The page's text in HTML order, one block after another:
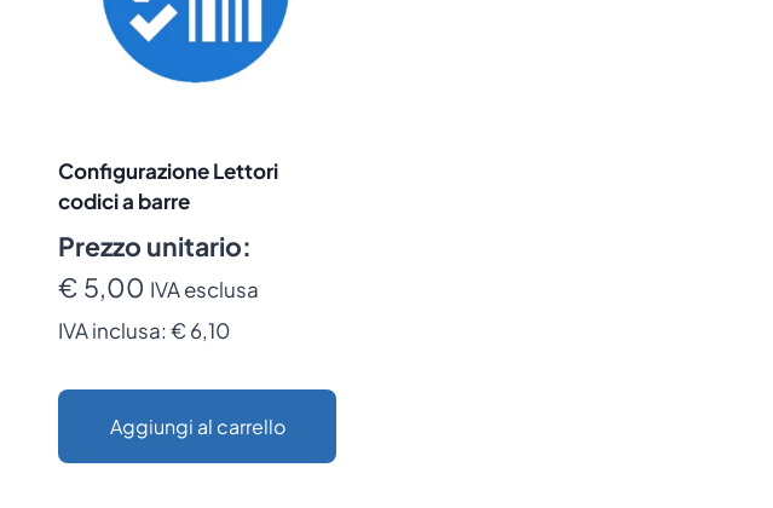
Configurazione Lettori
codici a barre
Prezzo unitario:
€ 5,00 IVA esclusa
IVA inclusa: € 6,10
Aggiungi al carrello